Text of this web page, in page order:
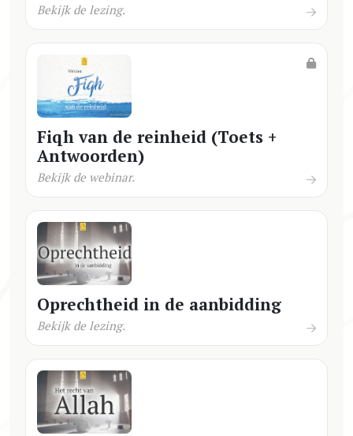
Bekijk de lezing.
Fiqh van de reinheid (Toets +
Antwoorden)
Bekijk de webinar.
Oprechtheid in de aanbidding
Bekijk de lezing.